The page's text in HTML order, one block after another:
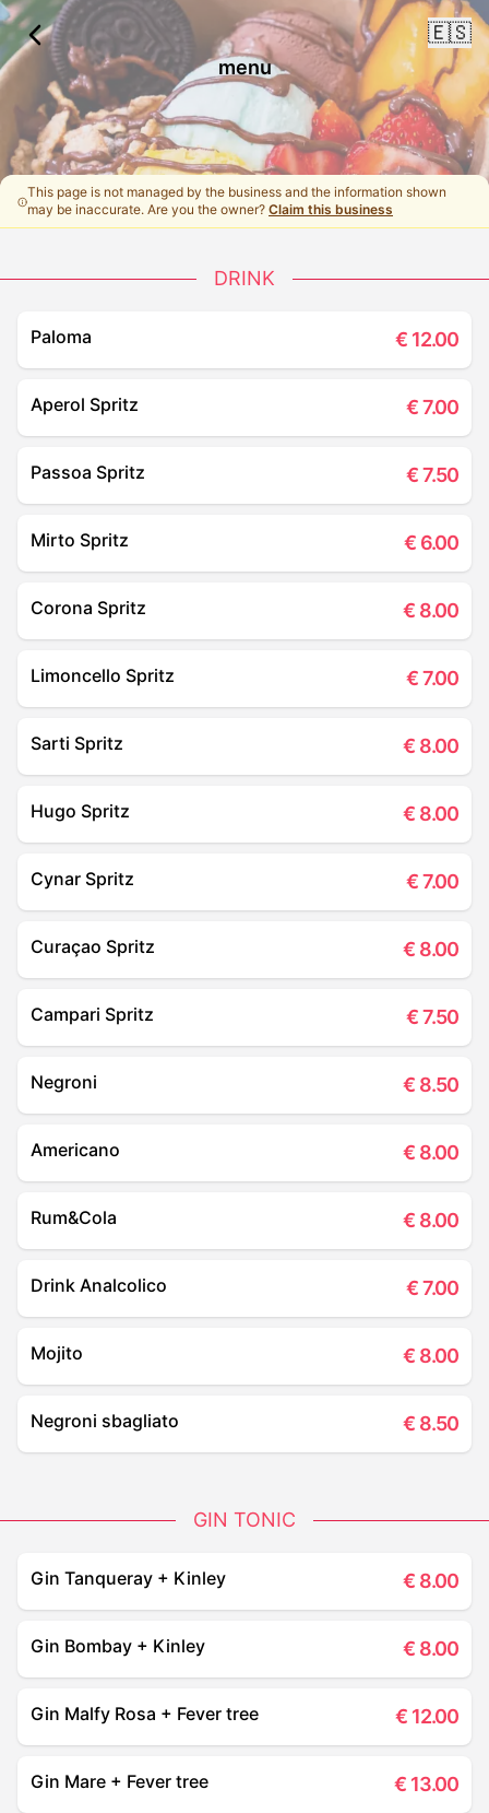
🇪🇸
menu
This page is not managed by the business and the information shown
may be inaccurate. Are you the owner?Claim this business
DRINK
Paloma € 12.00
Aperol Spritz €7.00
Passoa Spritz €7.50
Mirto Spritz € 6.00
Corona Spritz € 8.00
Limoncello Spritz €7.00
Sarti Spritz € 8.00
Hugo Spritz € 8.00
Cynar Spritz €7.00
Curaçao Spritz € 8.00
Campari Spritz €7.50
Negroni € 8.50
Americano € 8.00
Rum&Cola € 8.00
Drink Analcolico €7.00
Mojito € 8.00
Negroni sbagliato € 8.50
GIN TONIC
Gin Tanqueray + Kinley € 8.00
Gin Bombay + Kinley € 8.00
Gin Malfy Rosa + Fever tree € 12.00
Gin Mare + Fever tree € 13.00